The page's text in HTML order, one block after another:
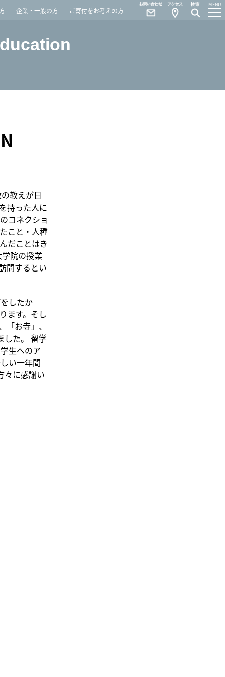
企業・一般の方 ご寄付をお考えの方
MENU
Access
Contact
教えが日
持った人に
コネクショ
こと・人種
だことはき
院の授業
問するとい
したか
ます。そし
お寺」、
した。 留学
生へのア
い一年間
々に感謝い